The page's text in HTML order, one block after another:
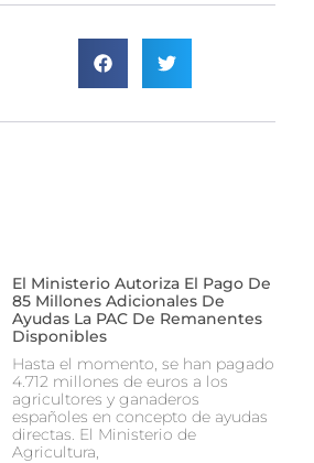
El Ministerio Autoriza El Pago De
85 Millones Adicionales De
Ayudas La PAC De Remanentes
Disponibles
Hasta el momento, se han pagado
4.712 millones de euros a los
agricultores y ganaderos
españoles en concepto de ayudas
directas. El Ministerio de
Agricultura,